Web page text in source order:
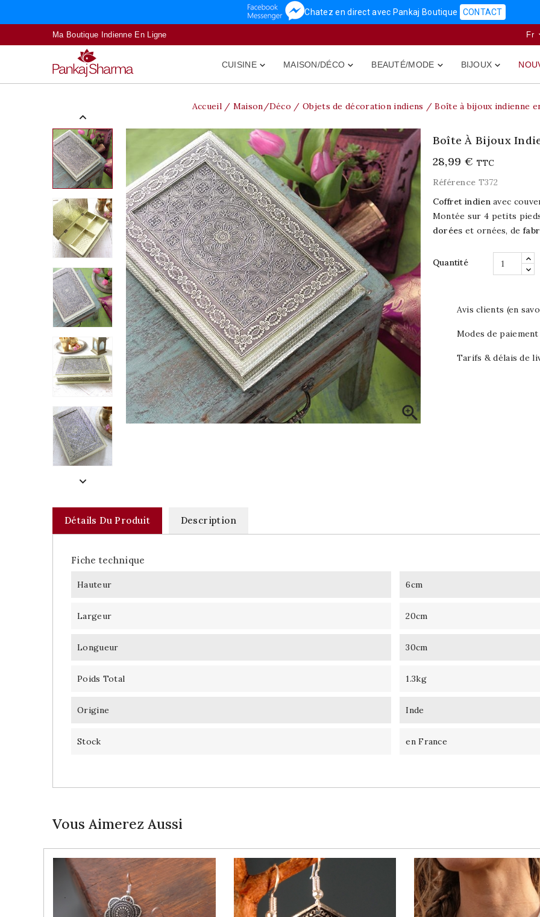
Chatez en direct avec Pankaj Boutique CONTACT
Ma Boutique Indienne En Ligne Fr

CUISINE 
MAISON/DÉCO 
BEAUTÉ/MODE 
BIJOUX
Accueil Maison/Déco Objets de décoration indiens Boîte à bijoux indienne

Boîte À Bijoux
28,99 € TTC
Référence T372
Coffret indienavec
Montée sur 4 petits
dorées et ornées, de
Quantité
Avis clients (en
Modes de
Tarifs & délais de
Détails Du Produit Description
Fiche technique
Hauteur 6cm
Largeur 20cm
Longueur 30cm
Poids Total 1.3kg
Origine Inde
Stock en France
Vous Aimerez Aussi